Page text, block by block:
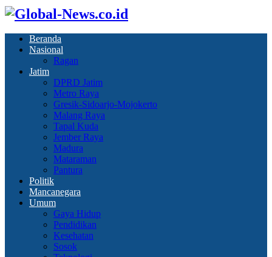
Beranda
Nasional
Ragan
Jatim
DPRD Jatim
Metro Raya
Gresik-Sidoarjo-Mojokerto
Malang Raya
Tapal Kuda
Jember Raya
Madura
Mataraman
Pantura
Politik
Mancanegara
Umum
Gaya Hidup
Pendidikan
Kesehatan
Sosok